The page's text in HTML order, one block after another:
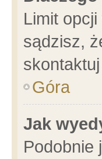
Limit
sądzisz,
Góra
Jak
Podobnie